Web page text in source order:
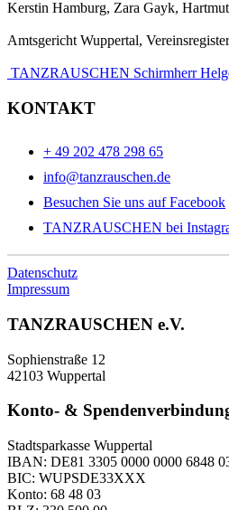
Kerstin Hamburg, Zara Gayk,
Amtsgericht Wuppertal,
TANZRAUSCHEN Schirmherr
KONTAKT
+ 49 202 478 298 65
info@tanzrauschen.de
Besuchen Sie uns auf Facebook
TANZRAUSCHEN bei
Datenschutz
Impressum
TANZRAUSCHEN e.V.
Sophienstraße 12
42103 Wuppertal
Konto- &
Stadtsparkasse Wuppertal
IBAN: DE81 3305 0000 0000 6848
BIC: WUPSDE33XXX
Konto: 68 48 03